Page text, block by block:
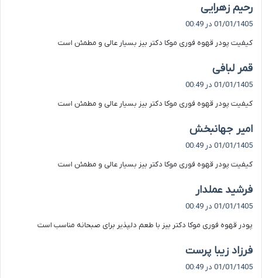
رحیم زهرایی
ف
:
01/01/1405 در 00:49
کیفیت پودر قهوه فوری موکا دکتر بیز بسیار عالی و مطمئن است
قمر لبافی
:
01/01/1405 در 00:49
کیفیت پودر قهوه فوری موکا دکتر بیز بسیار عالی و مطمئن است
امیر جهانبخش
ف
:
01/01/1405 در 00:49
کیفیت پودر قهوه فوری موکا دکتر بیز بسیار عالی و مطمئن است
فرشید عملدار
ف
:
01/01/1405 در 00:49
پودر قهوه فوری موکا دکتر بیز با طعم دلپذیر برای صبحانه مناسب است
فرزاد زیبا پرست
01/01/1405 در 00:49